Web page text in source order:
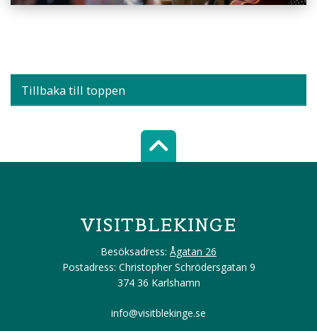
Tillbaka till toppen
Scroll top of
VISITBLEKINGE
Besöksadress: Ågatan 26
Postadress: Christopher Schrödersgatan 9
374 36 Karlshamn
info@visitblekinge.se